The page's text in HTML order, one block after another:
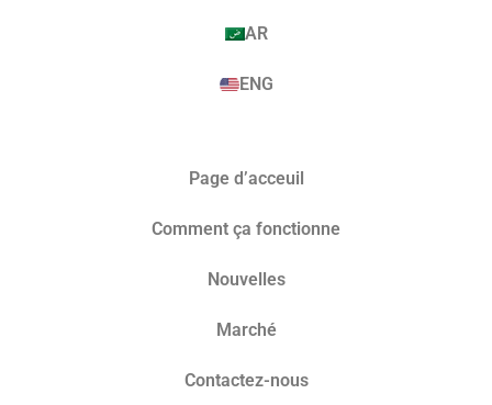
AR
ENG
Page d’acceuil
Comment ça fonctionne
Nouvelles
Marché​
Contactez-nous